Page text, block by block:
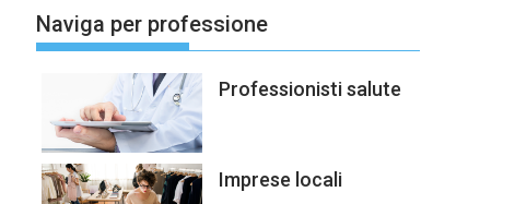
Naviga per professione
Professionisti salute
Imprese locali